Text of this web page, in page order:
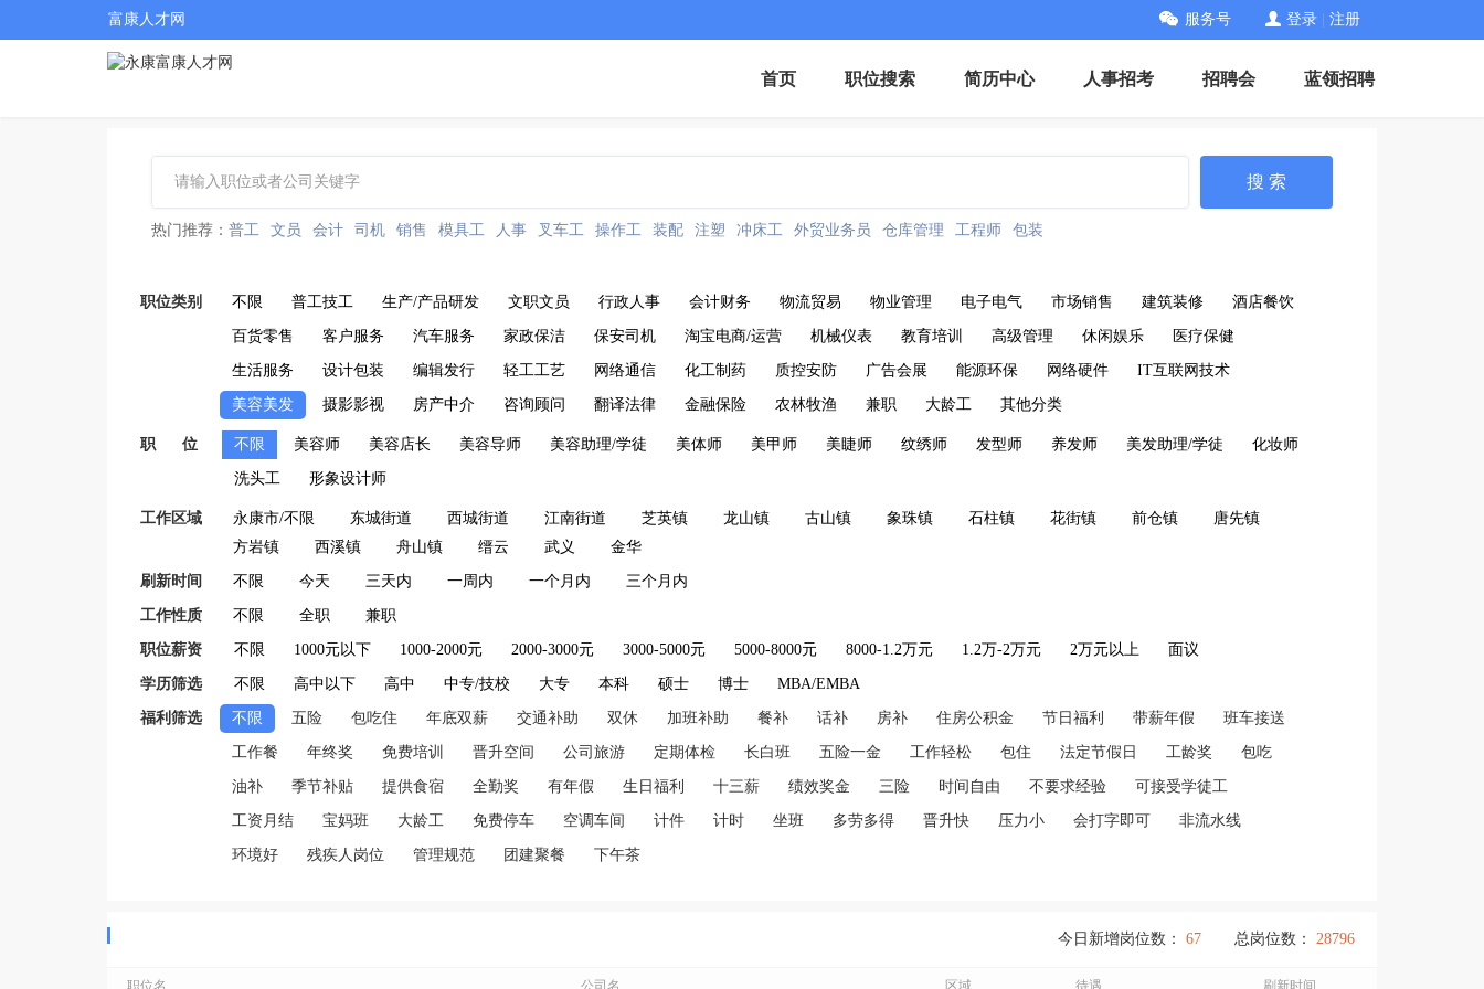
富康人才网 服务号 登录 注册
首页 职位搜索 简历中心 人事招考 招聘会 蓝领招聘
搜 索
热门推荐： 普工 文员 会计 司机 销售 模具工 人事 叉车工 操作工 装配 注塑 冲床工 外贸业务员 仓库管理 工程师 包装
职位类别 不限 普工技工 生产/产品研发 文职文员 行政人事 会计财务 物流贸易 物业管理 电子电气 市场销售 建筑装修 酒店餐饮
百货零售 客户服务 汽车服务 家政保洁 保安司机 淘宝电商/运营 机械仪表 教育培训 高级管理 休闲娱乐 医疗保健
生活服务 设计包装 编辑发行 轻工工艺 网络通信 化工制药 质控安防 广告会展 能源环保 网络硬件 IT互联网技术
美容美发 摄影影视 房产中介 咨询顾问 翻译法律 金融保险 农林牧渔 兼职 大龄工 其他分类
职 位 不限 美容师 美容店长 美容导师 美容助理/学徒 美体师 美甲师 美睫师 纹绣师 发型师 养发师 美发助理/学徒 化妆师
洗头工 形象设计师
工作区域 永康市/不限 东城街道 西城街道 江南街道 芝英镇 龙山镇 古山镇 象珠镇 石柱镇 花街镇 前仓镇
唐先镇
方岩镇
西溪镇 舟山镇 缙云 武义 金华
刷新时间 不限 今天 三天内 一周内 一个月内 三个月内
工作性质 不限 全职 兼职
职位薪资 不限 1000元以下 1000-2000元 2000-3000元 3000-5000元 5000-8000元 8000-1.2万元 1.2万-2万元 2万元以上 面议
学历筛选 不限 高中以下 高中 中专/技校 大专 本科 硕士 博士 MBA/EMBA
福利筛选 不限 五险 包吃住 年底双薪 交通补助 双休 加班补助 餐补 话补 房补 住房公积金 节日福利 带薪年假 班车接送
工作餐 年终奖 免费培训 晋升空间 公司旅游 定期体检 长白班 五险一金 工作轻松 包住 法定节假日 工龄奖 包吃
油补 季节补贴 提供食宿 全勤奖 有年假 生日福利 十三薪 绩效奖金 三险 时间自由 不要求经验 可接受学徒工
工资月结 宝妈班 大龄工 免费停车 空调车间 计件 计时 坐班 多劳多得 晋升快 压力小 会打字即可 非流水线
环境好 残疾人岗位 管理规范 团建聚餐 下午茶
总岗位数： 28796
今日新增岗位数： 67
职位名 公司名 区域 待遇 刷新时间